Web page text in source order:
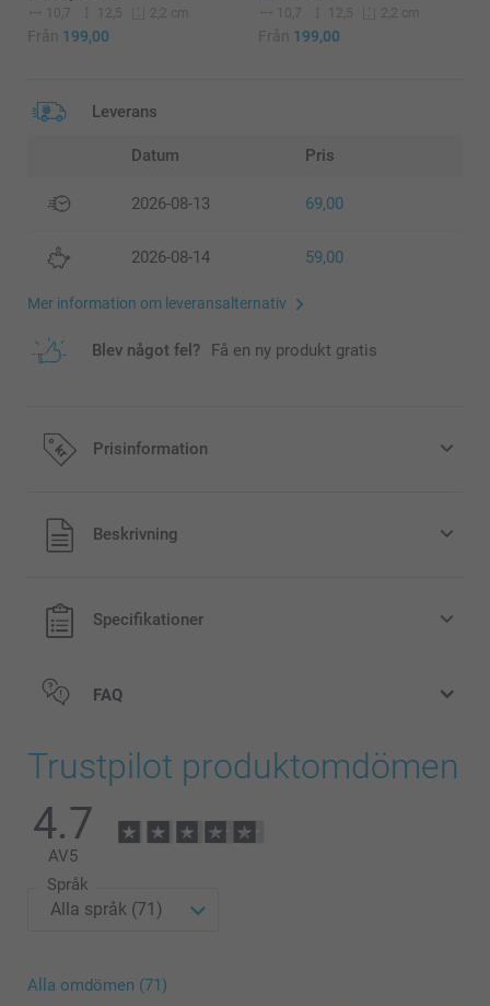
10,7 12,5 2,2 cm
Från 199,00
10,7 12,5 2,2 cm
Från 199,00
Leverans
Datum Pris
2026-08-13 69,00
2026-08-14 59,00
Mer information om leveransalternativ
Blev något fel? Få en ny produkt gratis
Prisinformation
Alla priser är i svenska kronor (SEK), inklusive moms och
exklusive porto.
Beskrivning
Specifikationer
FAQ
Trustpilot produktomdömen
4.7
AV5
Språk
Alla omdömen (71)